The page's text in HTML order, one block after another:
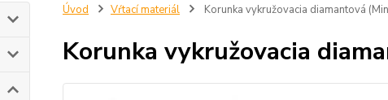
Úvod Vŕtací materiál Korunka vykružovacia diamantová
Korunka vykružovacia